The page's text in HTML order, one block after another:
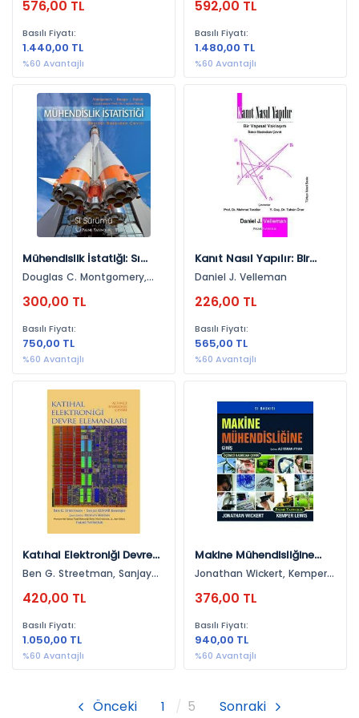
Siber Güvenlik (3)
Bilgisayar Ve Öğretim Teknolojileri Eğitimi (3)
Eğitim Bilimleri (3)
Uygulamalı Matematik (3)
Fizik (3)
Solidworks (3)
C# (3)
Metalurji Ve Malzeme Mühendisliği (2)
Kimya Laboratuvarı (2)
Elektronik Mühendisliği (2)
Plc (2)
Deprem Mühendisliği (2)
Bilim-Mühendislik (2)
Fen Bilimleri (2)
Mikroişlemci – Mikrodenetleyici (2)
Tekstil Mühendisliği (2)
Termodinamik (2)
İnşaat (2)
Isıtma, Soğutma, Tesisat (2)
İmar Hukuku (2)
Matlab (2)
Veri Madenciliği (2)
C++ (2)
Yapı Malzemeleri (2)
2002 (2)
1999 (1)
2001 (1)
2007 (1)
2003 (1)
576,00 TL
Basılı Fiyatı:
1.440,00 TL
%60 Avantajlı
Clifford Stein
592,00 TL
Basılı Fiyatı:
1.480,00 TL
%60 Avantajlı
Mühendislik İstatiği: Sı
Sürümü
Douglas C. Montgomery,
Faris Hubele
300,00 TL
Basılı Fiyatı:
750,00 TL
%60 Avantajlı
Kanıt Nasıl Yapılır: Bir
Yapısal Yaklaşım
Daniel J. Velleman
226,00 TL
Basılı Fiyatı:
565,00 TL
%60 Avantajlı
Katıhal Elektroniği Devre
Elemanları
Ben G. Streetman, Sanjay
420,00 TL
Basılı Fiyatı:
1.050,00 TL
%60 Avantajlı
Makine Mühendisliğine
Giriş
Jonathan Wickert, Kemper
376,00 TL
Basılı Fiyatı:
940,00 TL
%60 Avantajlı
Önceki 1 5 Sonraki